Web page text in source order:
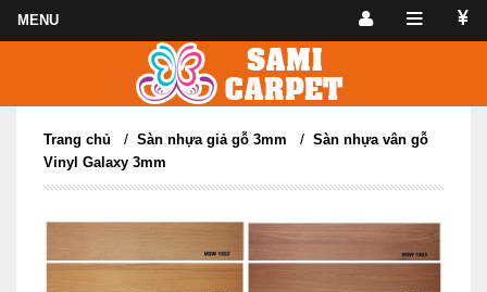
Trang chủ / Sàn nhựa giả gỗ 3mm / Sàn nhựa vân gỗ
Vinyl Galaxy 3mm